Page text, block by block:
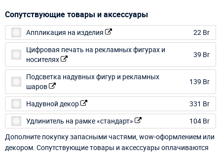
Сопутствующие товары и аксессуары
Аппликация на изделия
22 Br
Цифровая печать на рекламных фигурах и
носителях
39 Br
Подсветка надувных фигур и рекламных
шаров
139 Br
Надувной декор
331 Br
Удлинитель на рамке «стандарт»
104 Br
Дополните покупку запасными частями, wow-оформлением или
декором. Сопутствующие товары и аксессуары оплачиваются